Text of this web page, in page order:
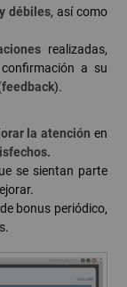
débiles, así como
realizadas,
a su
feedback).
la atención en
se sientan parte
bonus periódico,